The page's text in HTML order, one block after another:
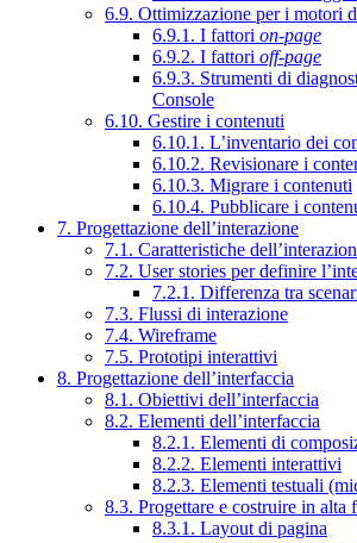
6.9. Ottimizzazione per i motori
6.9.1. I fattori on-page
6.9.2. I fattori off-page
6.9.3. Strumenti di
Console
6.10. Gestire i contenuti
6.10.1. L’inventario dei
6.10.2. Revisionare i
6.10.3. Migrare i contenuti
6.10.4. Pubblicare i
7. Progettazione dell’interazione
7.1. Caratteristiche
7.2. User stories per definire
7.2.1. Differenza tra
7.3. Flussi di interazione
7.4. Wireframe
7.5. Prototipi interattivi
8. Progettazione dell’interfaccia
8.1. Obiettivi dell’interfaccia
8.2. Elementi dell’interfaccia
8.2.1. Elementi di
8.2.2. Elementi interattivi
8.2.3. Elementi testuali
8.3. Progettare e costruire in alta
8.3.1. Layout di pagina